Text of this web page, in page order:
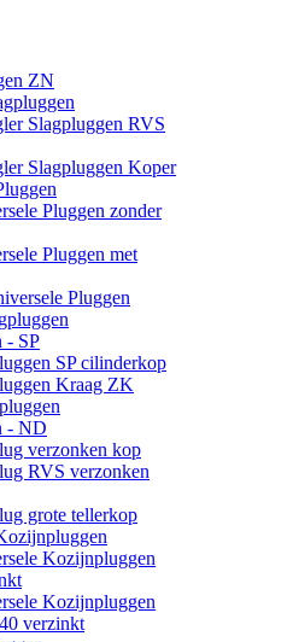
ZN
Slagpluggen RVS
Slagpluggen Koper
Pluggen zonder
Pluggen met
Pluggen
- SP
SP cilinderkop
Kraag ZK
- ND
verzonken kop
RVS verzonken
grote tellerkop
Kozijnpluggen
Kozijnpluggen
verzinkt